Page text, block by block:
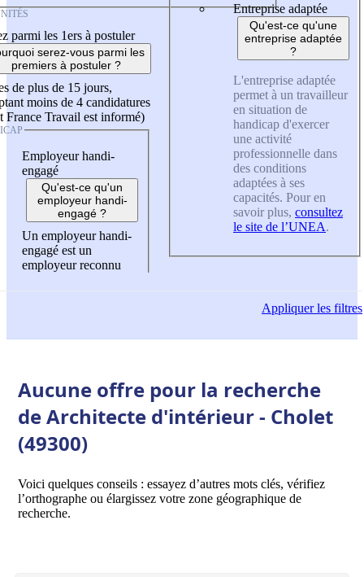
parmi les 1ers à postuler
serez-vous parmi les
premiers à postuler ?
de plus de 15 jours,
moins de 4 candidatures
France Travail est informé)
Employeur handi-
engagé
Qu'est-ce qu'un
employeur handi-
engagé ?
Un employeur handi-
engagé est un
employeur reconnu
Entreprise adaptée
Qu'est-ce qu'une
entreprise adaptée
?
L'entreprise adaptée
permet à un travailleur
en situation de
handicap d'exercer
une activité
professionnelle dans
des conditions
adaptées à ses
capacités. Pour en
savoir plus, consultez
le site de l’UNEA.
Appliquerles filtres
Aucune offre pour la recherche
de Architecte d'intérieur - Cholet
(49300)
Voici quelques conseils : essayez d’autres mots clés, vérifiez
l’orthographe ou élargissez votre zone géographique de
recherche.